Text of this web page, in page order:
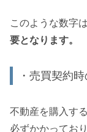
このような数字は
要となります。
・売買契約
不動産を購入す
必ずかかっており